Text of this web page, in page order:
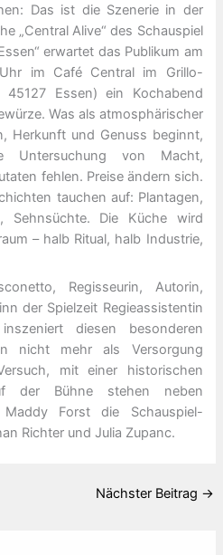
Das ist die Szenerie in der
„Central Alive“ des Schauspiel
erwartet das Publikum am
im Café Central im Grillo-
45127 Essen) ein Kochabend
Was als atmosphärischer
Herkunft und Genuss beginnt,
von Macht,
fehlen. Preise ändern sich.
tauchen auf: Plantagen,
Sehnsüchte. Die Küche wird
– halb Ritual, halb Industrie,
Regisseurin, Autorin,
der Spielzeit Regieassistentin
diesen besonderen
nicht mehr als Versorgung
mit einer historischen
der Bühne stehen neben
Maddy Forst die Schauspiel-
Richter und Julia Zupanc.
Nächster Beitrag →